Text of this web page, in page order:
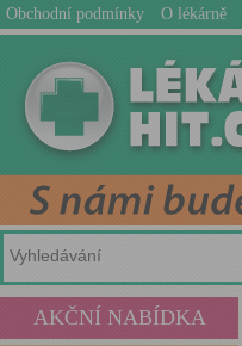
Obchodní podmínky O lékárně
AKČNÍ NABÍDKA